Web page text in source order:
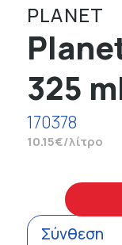
PLANET
325
170378
10.15€/λίτρο
Σύνθεση